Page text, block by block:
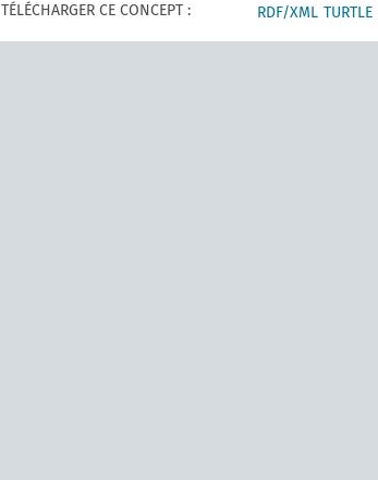
TÉLÉCHARGER CE CONCEPT :
RDF/XML TURTLE